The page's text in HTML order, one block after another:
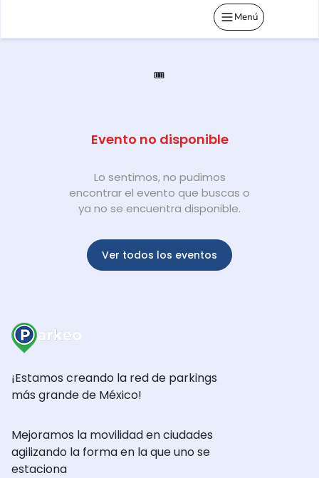
Menú
🎟️
Evento no disponible
Lo sentimos, no pudimos
encontrar el evento que buscas o
ya no se encuentra disponible.
Ver todos los eventos
¡Estamos creando la red de parkings
más grande de México!
Mejoramos la movilidad en ciudades
agilizando la forma en la que uno se
estaciona